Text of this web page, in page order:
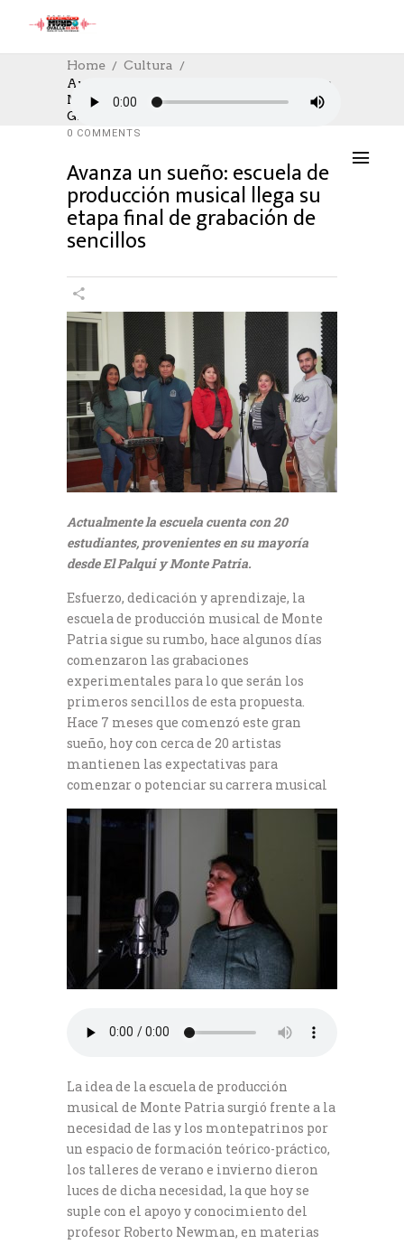
Home
Cultura
Avanza Un Sueño: Escuela De Producción
Musical Llega Su Etapa Final De
Grabación De Sencillos
CULTURA,CULTURE
24/10/2023
AUTHOR: HECTOR
0 COMMENTS
Avanza un sueño: escuela de
producción musical llega su
etapa final de grabación de
sencillos
Actualmente la escuela cuenta con 20
estudiantes, provenientes en su mayoría
desde El Palqui y Monte Patria.
Esfuerzo, dedicación y aprendizaje, la
escuela de producción musical de Monte
Patria sigue su rumbo, hace algunos días
comenzaron las grabaciones
experimentales para lo que serán los
primeros sencillos de esta propuesta.
Hace 7 meses que comenzó este gran
sueño, hoy con cerca de 20 artistas
mantienen las expectativas para
comenzar o potenciar su carrera musical
La idea de la escuela de producción
musical de Monte Patria surgió frente a la
necesidad de las y los montepatrinos por
un espacio de formación teórico-práctico,
los talleres de verano e invierno dieron
luces de dicha necesidad, la que hoy se
suple con el apoyo y conocimiento del
profesor Roberto Newman, en materias